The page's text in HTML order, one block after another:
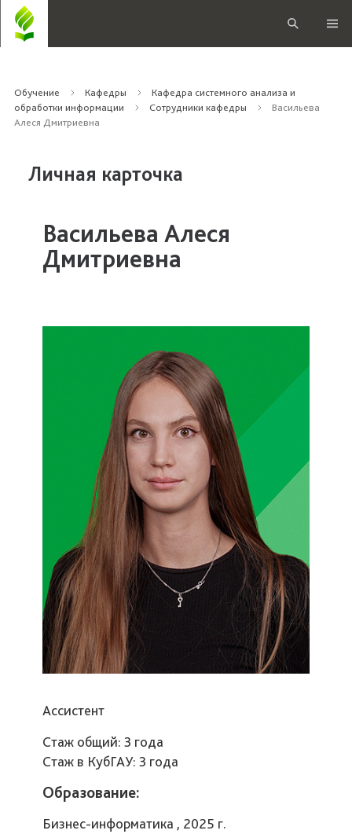
Обучение Кафедры
Кафедра системного анализа и
обработки информации
Сотрудники кафедры
Васильева
Алеся Дмитриевна
Личная карточка
Васильева Алеся
Дмитриевна
Ассистент
Стаж общий: 3 года
Стаж в КубГАУ: 3 года
Образование:
Бизнес-информатика , 2025 г.